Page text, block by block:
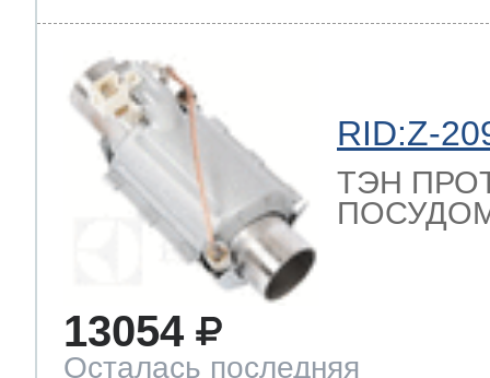
RID:Z-
ТЭН
13054
Осталась последняя